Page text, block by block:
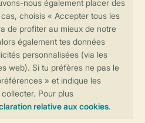
et sécurisées
des données